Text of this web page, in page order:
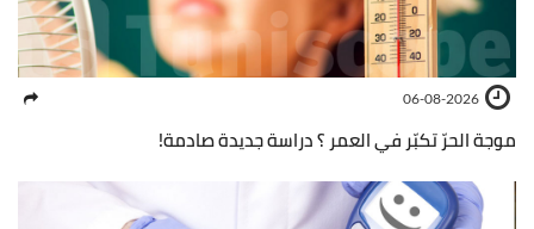
06-08-2026
موجة الحرّ تكبّر في العمر ؟ دراسة جديدة صادمة!